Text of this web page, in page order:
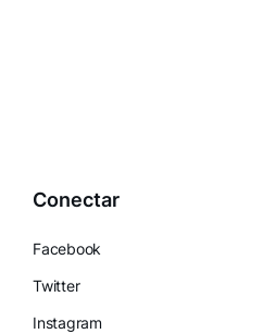
Conectar
Facebook
Twitter
Instagram